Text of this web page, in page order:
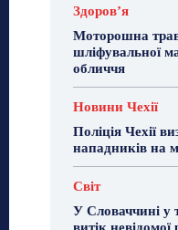
Здоровʼя
Моторошна
шліфувальної
обличчя
Новини Чехії
Поліція Чехії
нападників на
Світ
У Словаччині у